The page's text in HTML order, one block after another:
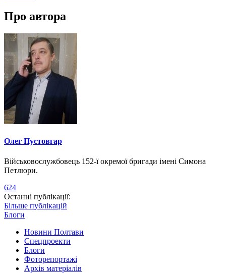
Про автора
Олег Пустовгар
Військовослужбовець 152-ї окремої бригади імені Симона
Петлюри.
624
Останні публікації:
Більше публікацій
Блоги
Новини Полтави
Спецпроекти
Блоги
Фоторепортажі
Архів матеріалів